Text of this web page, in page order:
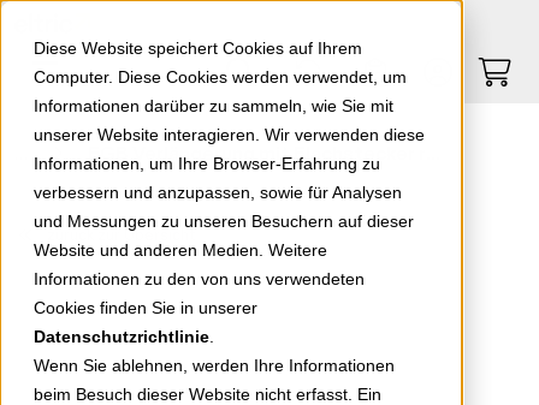
Diese Website speichert Cookies auf Ihrem
Computer. Diese Cookies werden verwendet, um
Informationen darüber zu sammeln, wie Sie mit
unserer Website interagieren. Wir verwenden diese
Informationen, um Ihre Browser-Erfahrung zu
verbessern und anzupassen, sowie für Analysen
und Messungen zu unseren Besuchern auf dieser
Website und anderen Medien. Weitere
Informationen zu den von uns verwendeten
Cookies finden Sie in unserer
Datenschutzrichtlinie
Wenn Sie ablehnen, werden Ihre Informationen
beim Besuch dieser Website nicht erfasst. Ein
Springe zu Hauptinhalt Springe zum Footer
0
zurück zur Übersicht